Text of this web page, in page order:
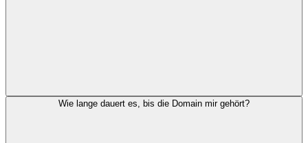
Wie lange dauert es, bis die Domain mir gehört?